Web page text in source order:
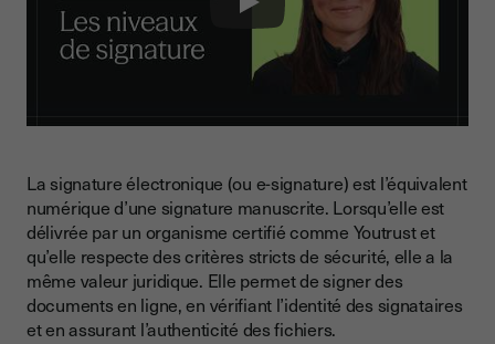
Play
La signature électronique (ou e-signature) est l’équivalent
numérique d’une signature manuscrite. Lorsqu’elle est
délivrée par un organisme certifié comme Youtrust et
qu’elle respecte des critères stricts de sécurité, elle a la
même valeur juridique. Elle permet de signer des
documents en ligne, en vérifiant l’identité des signataires
et en assurant l’authenticité des fichiers.